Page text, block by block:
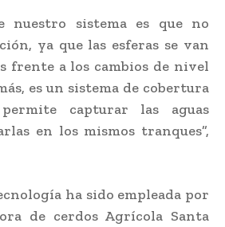
nuestro sistema es que no
ya que las esferas se van
frente a los cambios de nivel
es un sistema de cobertura
capturar las aguas
en los mismos tranques”,
ha sido empleada por
de cerdos Agrícola Santa